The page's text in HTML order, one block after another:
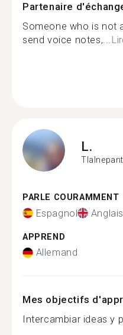
Partenaire
Someone who is not
send voice notes,...
L.
PARLE COURAMMENT
Espagnol Anglais
APPREND
Allemand
Mes objectifs
Intercambiar ideas y